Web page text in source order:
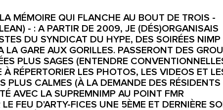
CRÉATIONS ACTUS BIO
MÉMOIRE QUI FLANCHE AU BOUT DE TROIS -
- : A PARTIR DE 2009, JE (DÉS)ORGANISAIS
DU SYNDICAT DU HYPE, DES SOIRÉES NIMP
GARE AUX GORILLES. PASSERONT DES
PLUS SAGES (ENTENDRE
RÉPERTORIER LES PHOTOS, LES VIDEOS ET
PLUS CALMES (À LA DEMANDE DES RÉSIDENTS
AVEC LA SUPREMNIMP AU POINT FMR
FEU D'ARTY-FICES UNE 5ÈME ET DERNIÈRE